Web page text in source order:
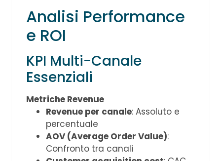
Analisi Performance
e ROI
KPI Multi-Canale
Essenziali
Metriche Revenue
Revenue per canale: Assoluto e
percentuale
AOV (Average Order Value):
Confronto tra canali